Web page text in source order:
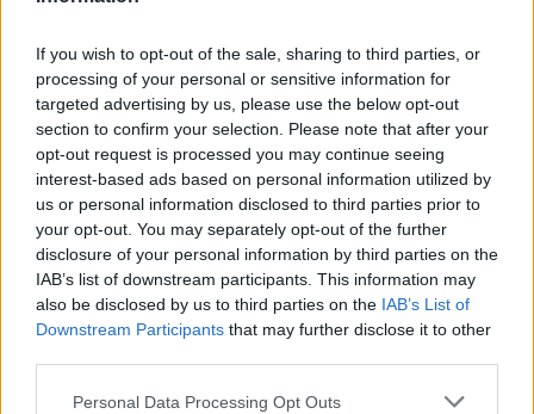
If you wish to opt-out of the sale, sharing to third parties, or
processing of your personal or sensitive information for
targeted advertising by us, please use the below opt-out
section to confirm your selection. Please note that after your
opt-out request is processed you may continue seeing
interest-based ads based on personal information utilized by
us or personal information disclosed to third parties prior to
your opt-out. You may separately opt-out of the further
disclosure of your personal information by third parties on the
IAB’s list of downstream participants. This information may
also be disclosed by us to third parties on the IAB’s List of
Downstream Participants that may further disclose it to other
Personal Data Processing Opt Outs
Comentarios